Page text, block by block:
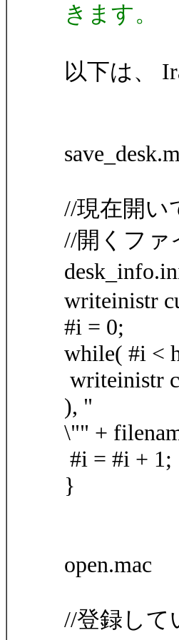
きます。
以下は、
//現在開い
//開くファ
writeinistr
#i = 0;
while( #i <
writeinistr
), "
\"" +
#i = #i + 1;
}
open.mac
//登録して